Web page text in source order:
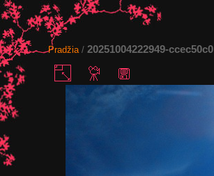
Pradžia/ 20251004222949-ccec50c0